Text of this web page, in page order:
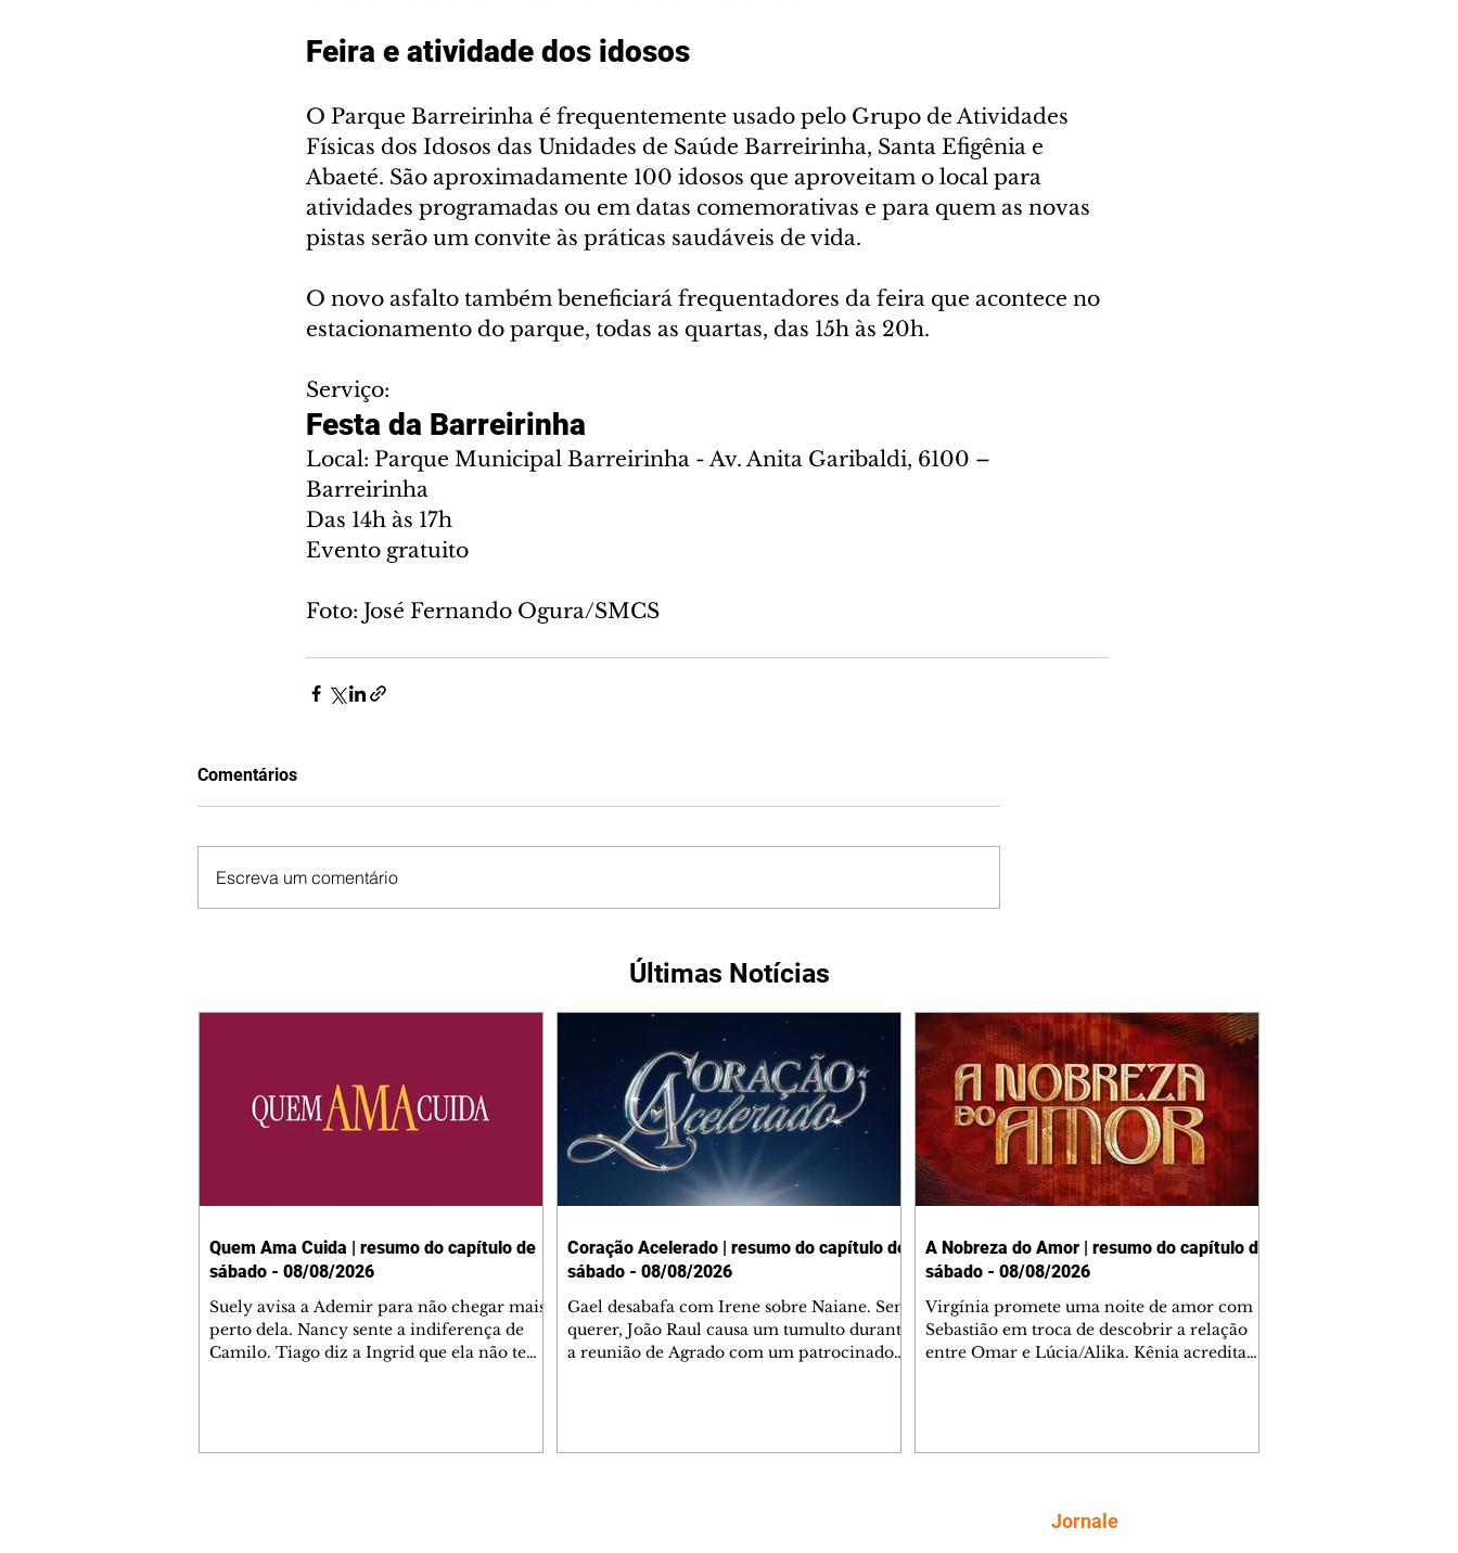
Feira e atividade dos idosos
O Parque Barreirinha é frequentemente usado pelo Grupo de Atividades
Físicas dos Idosos das Unidades de Saúde Barreirinha, Santa Efigênia e
Abaeté. São aproximadamente 100 idosos que aproveitam o local para
atividades programadas ou em datas comemorativas e para quem as novas
pistas serão um convite às práticas saudáveis de vida.
O novo asfalto também beneficiará frequentadores da feira que acontece no
estacionamento do parque, todas as quartas, das 15h às 20h.
Serviço:
Festa da Barreirinha
Local: Parque Municipal Barreirinha - Av. Anita Garibaldi, 6100 –
Barreirinha
Das 14h às 17h
Evento gratuito
Foto: José Fernando Ogura/SMCS
Comentários
Escreva um comentário
Últimas Notícias
Quem Ama Cuida | resumo do capítulo de
sábado - 08/08/2026
Suely avisa a Ademir para não chegar mais
perto dela. Nancy sente a indiferença de
Camilo. Tiago diz a Ingrid que ela não tem
Coração Acelerado | resumo do capítulo de
sábado - 08/08/2026
Gael desabafa com Irene sobre Naiane. Sem
querer, João Raul causa um tumulto durante
a reunião de Agrado com um patrocinador.
A Nobreza do Amor | resumo do capítulo de
sábado - 08/08/2026
Virgínia promete uma noite de amor com
Sebastião em troca de descobrir a relação
entre Omar e Lúcia/Alika. Kênia acredita
comentam sobre a possível jazida de
tungstênio na região. Virgínia provoca
Jornale